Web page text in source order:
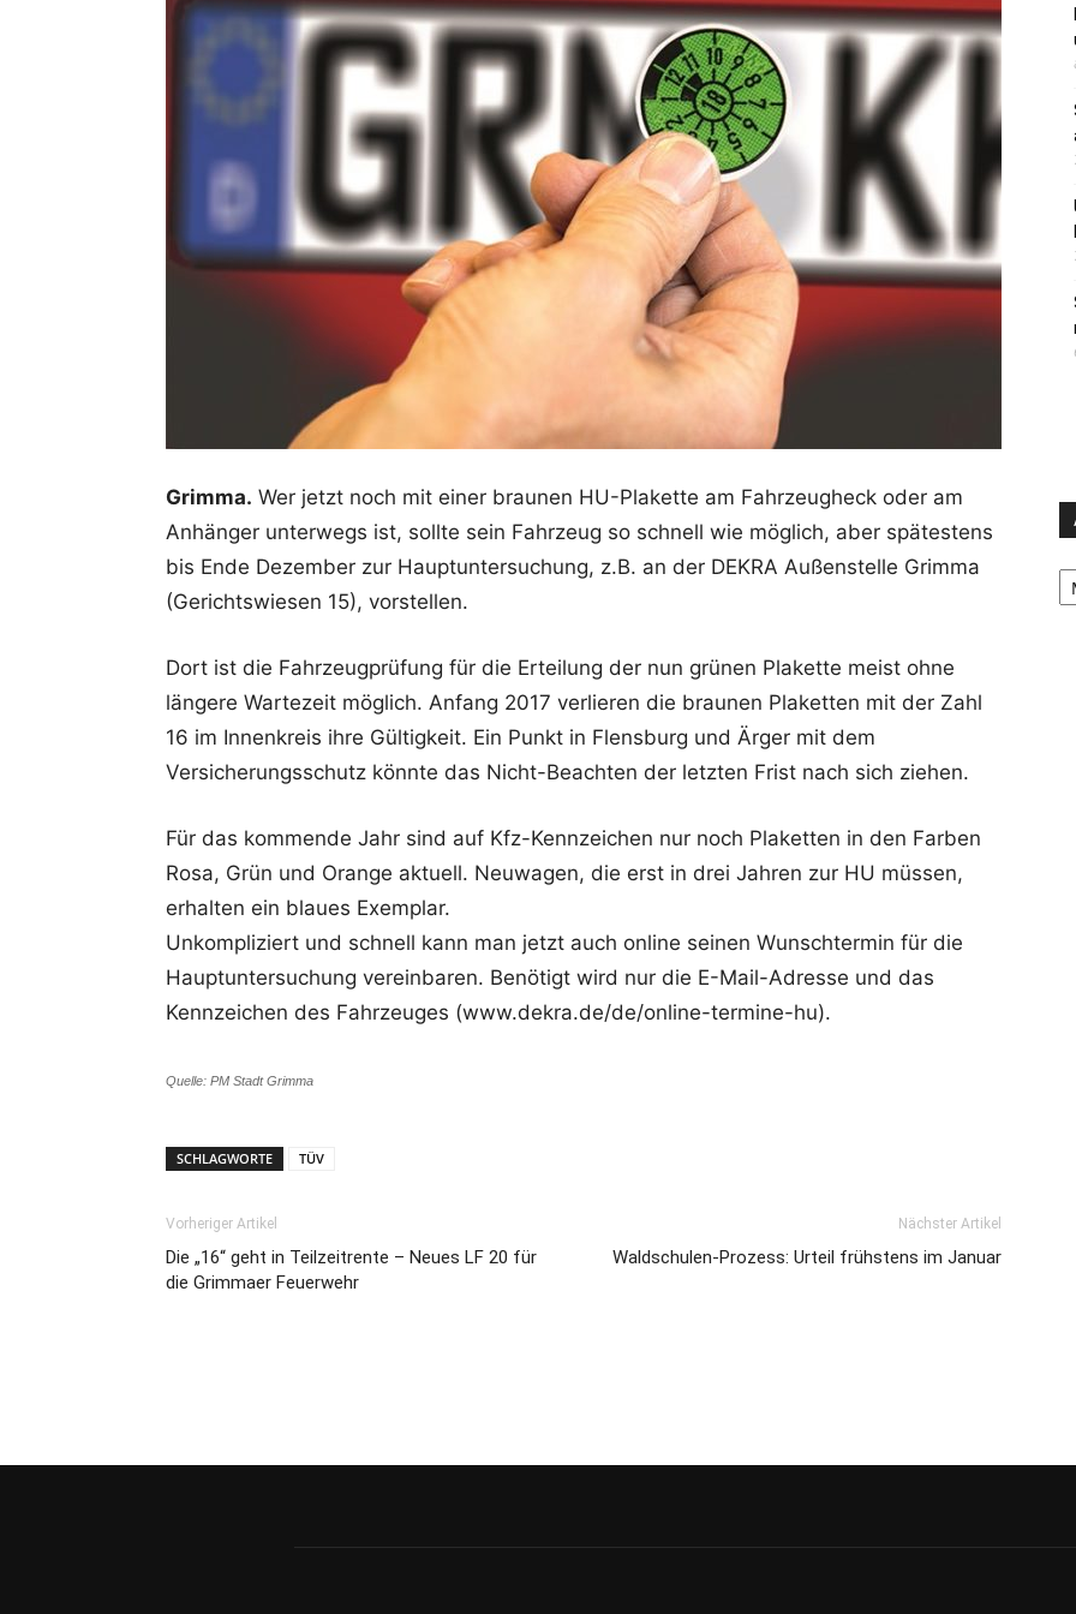
Grimma. Wer jetzt noch mit einer braunen HU-Plakette am Fahrzeugheck oder am
Anhänger unterwegs ist, sollte sein Fahrzeug so schnell wie möglich, aber spätestens
bis Ende Dezember zur Hauptuntersuchung, z.B. an der DEKRA Außenstelle Grimma
(Gerichtswiesen 15), vorstellen.
Dort ist die Fahrzeugprüfung für die Erteilung der nun grünen Plakette meist ohne
längere Wartezeit möglich. Anfang 2017 verlieren die braunen Plaketten mit der Zahl
16 im Innenkreis ihre Gültigkeit. Ein Punkt in Flensburg und Ärger mit dem
Versicherungsschutz könnte das Nicht-Beachten der letzten Frist nach sich ziehen.
Für das kommende Jahr sind auf Kfz-Kennzeichen nur noch Plaketten in den Farben
Rosa, Grün und Orange aktuell. Neuwagen, die erst in drei Jahren zur HU müssen,
erhalten ein blaues Exemplar.
Unkompliziert und schnell kann man jetzt auch online seinen Wunschtermin für die
Hauptuntersuchung vereinbaren. Benötigt wird nur die E-Mail-Adresse und das
Kennzeichen des Fahrzeuges (www.dekra.de/de/online-termine-hu).
Quelle: PM Stadt Grimma
SCHLAGWORTE TÜV
Vorheriger Artikel
Die „16“ geht in Teilzeitrente – Neues LF 20 für
die Grimmaer Feuerwehr
Nächster Artikel
Waldschulen-Prozess: Urteil frühstens im Januar